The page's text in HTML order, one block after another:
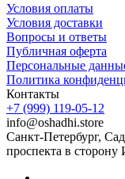
Условия оплаты
Условия доставки
Вопросы и ответы
Публичная оферта
Персональные
Политика
Контакты
+7 (999) 119-05-12
info@oshadhi.store
Санкт-Петербург,
проспекта в